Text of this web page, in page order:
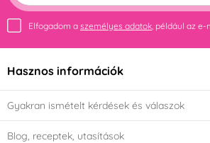
Elfogadom a személyes adatok , például az
Hasznos információk
Gyakran ismételt kérdések és válaszok
Blog, receptek, utasítások